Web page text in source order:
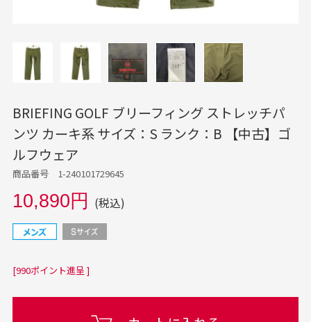
BRIEFING GOLF ブリーフィング ストレッチパ
ンツ カーキ系 サイズ：S ランク：B 【中古】ゴ
ルフウェア
商品番号 1-240101729645
10,890円 (税込)
[990ポイント進呈 ]